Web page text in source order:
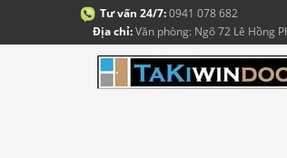
Tư vấn 24/7:0941 078 682
Địa chỉ:Văn phòng: Ngõ 72 Lê Hồng